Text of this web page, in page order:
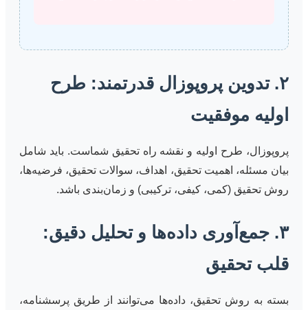
۲. تدوین پروپوزال قدرتمند: طرح
اولیه موفقیت
پروپوزال، طرح اولیه و نقشه راه تحقیق شماست. باید شامل
بیان مسئله، اهمیت تحقیق، اهداف، سوالات تحقیق، فرضیه‌ها،
روش تحقیق (کمی، کیفی، ترکیبی) و زمان‌بندی باشد.
۳. جمع‌آوری داده‌ها و تحلیل دقیق:
قلب تحقیق
بسته به روش تحقیق، داده‌ها می‌توانند از طریق پرسشنامه،